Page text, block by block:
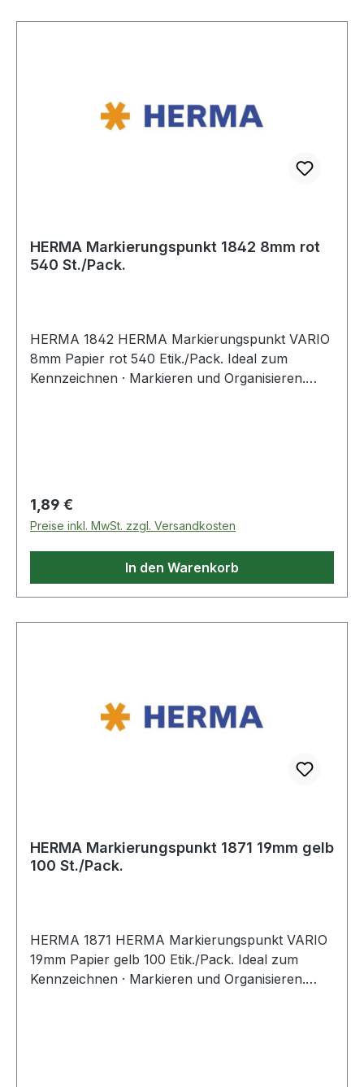
HERMA Markierungspunkt 1842 8mm rot
540 St./Pack.
HERMA 1842 HERMA Markierungspunkt VARIO
8mm Papier rot 540 Etik./Pack. Ideal zum
Kennzeichnen · Markieren und Organisieren.
Regulärer Preis:
1,89 €
Preise inkl. MwSt. zzgl. Versandkosten
In den Warenkorb
HERMA Markierungspunkt 1871 19mm gelb
100 St./Pack.
HERMA 1871 HERMA Markierungspunkt VARIO
19mm Papier gelb 100 Etik./Pack. Ideal zum
Kennzeichnen · Markieren und Organisieren.